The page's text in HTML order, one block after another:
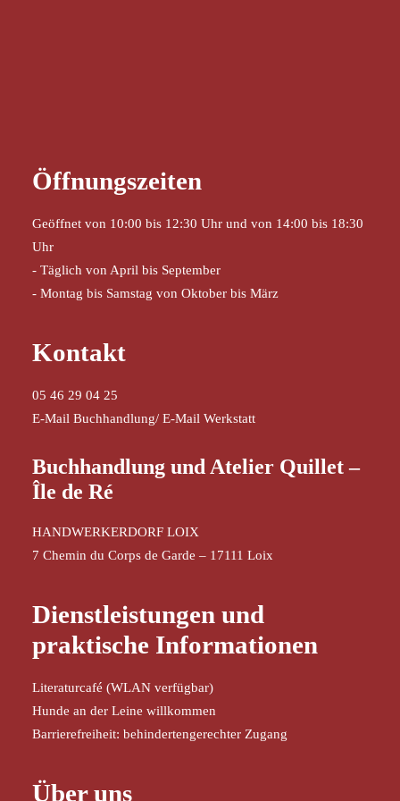
Öffnungszeiten
Geöffnet von 10:00 bis 12:30 Uhr und von 14:00 bis 18:30
Uhr
- Täglich von April bis September
- Montag bis Samstag von Oktober bis März
Kontakt
05 46 29 04 25
E-Mail Buchhandlung/ E-Mail Werkstatt
Buchhandlung und Atelier Quillet –
Île de Ré
HANDWERKERDORF LOIX
7 Chemin du Corps de Garde – 17111 Loix
Dienstleistungen und
praktische Informationen
Literaturcafé (WLAN verfügbar)
Hunde an der Leine willkommen
Barrierefreiheit: behindertengerechter Zugang
Über uns